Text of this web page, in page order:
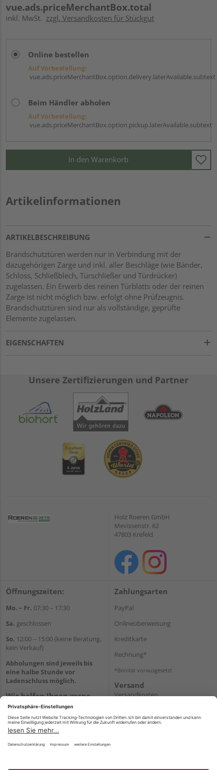
vue.ads.priceMerchantBox.total
inkl. MwSt. zzgl. Versandkosten für Stückgut
Online bestellen
Auf Vorbestellung:
vue.ads.priceMerchantBox.option.delivery.laterAvailable.subtext
Beim Händler abholen
Auf Vorbestellung:
vue.ads.priceMerchantBox.option.pickup.laterAvailable.subtext
In den Warenkorb
Artikelinformationen
ARTIKELBESCHREIBUNG
Brandschutztüren werden nur in Verbindung mit der
dazugehörigen Zarge und inkl. aller Beschläge (wie Bänder,
Schloss, Schließblech, Türschließer und Türdrücker)
zugelassen. Ein Erwerb des reinen Türblatts oder der reinen
Zarge ist nicht möglich bzw. erfolgt ohne Prüfzeugnis.
Brandschutztüren sind nur als vollständige, geprüfte
Elemente zugelassen.
EIGENSCHAFTEN
Unsere Zertifizierungen und Partner
Holz Roeren GmbH
Mevissenstr. 62
47803 Krefeld
Öffnungszeiten:
Mo. – Fr. 07:30 – 17:30
Sa. geschlossen
So. 12:00 – 15:00 (keine Beratung,
kein Verkauf)
Abholungen sind jeweils bis
eine halbe Stunde vor
Ladenschluss möglich.
Wir helfen Ihnen gerne
weiter
Tel.:+49 2151 8787-70
E-Mail:onlineshop@holz-
roeren.de
Zahlungsarten
PayPal
Onlineüberweisung
Kreditkarte
Rechnung*
*Bonität vorausgesetzt
Versand
Versandkosten
Impressum AGB Widerruf Datenschutz